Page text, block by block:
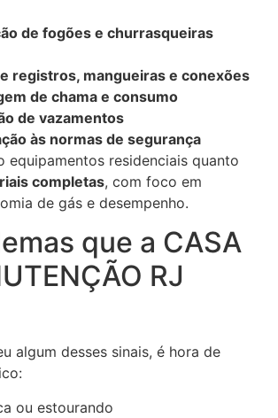
de fogões e churrasqueiras
registros, mangueiras e conexões
de chama e consumo
de vazamentos
às normas de segurança
equipamentos residenciais quanto
completas, com foco em
de gás e desempenho.
que a CASA
RJ
algum desses sinais, é hora de
ou estourando